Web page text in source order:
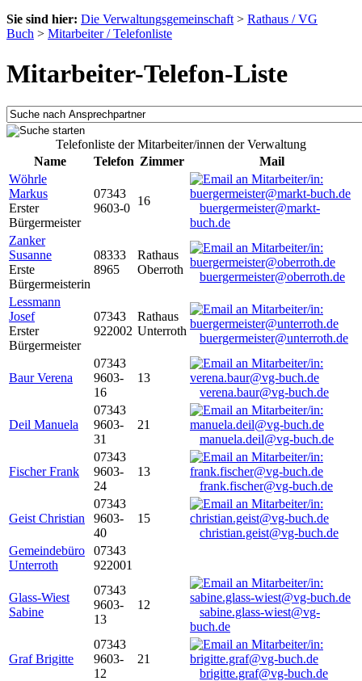
Sie sind hier: Die Verwaltungsgemeinschaft > Rathaus / VG
Buch > Mitarbeiter / Telefonliste
Mitarbeiter-Telefon-Liste
Telefonliste der Mitarbeiter/innen der Verwaltung
Name
Telefon Zimmer
Mail
Wöhrle
Markus
Erster
Bürgermeister
07343
9603-0
16
buergermeister@markt-
buch.de
Zanker
Susanne
Erste
Bürgermeisterin
08333
8965
Rathaus
Oberroth
buergermeister@oberroth.de
Lessmann
Josef
Erster
Bürgermeister
07343
922002
Rathaus
Unterroth
buergermeister@unterroth.de
Baur Verena
07343
9603-
16
13
verena.baur@vg-buch.de
Deil Manuela
07343
9603-
31
21
manuela.deil@vg-buch.de
Fischer Frank
07343
9603-
24
13
frank.fischer@vg-buch.de
Geist Christian
07343
9603-
40
15
christian.geist@vg-buch.de
Gemeindebüro
Unterroth
07343
922001
Glass-Wiest
Sabine
07343
9603-
13
12
sabine.glass-wiest@vg-
buch.de
Graf Brigitte
07343
9603-
12
21
brigitte.graf@vg-buch.de